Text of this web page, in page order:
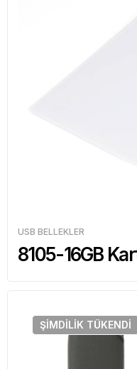
USB BELLEKLER
8105-16GB
ŞIMDILIK TÜKENDI